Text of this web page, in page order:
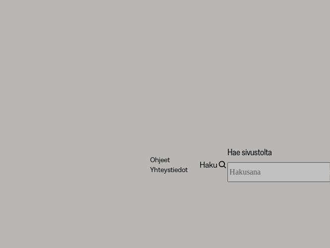
Ohjeet
Yhteystiedot
Haku
Hae sivustolta
sivustolta